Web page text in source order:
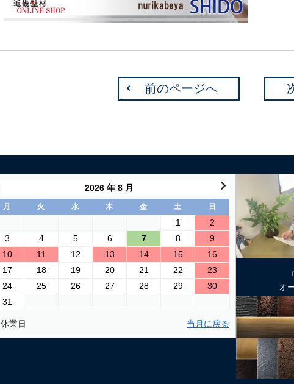
前のページへ
2026 年 8 月
月 火 水 木 金 土 日
1
2
3
4 5 6 7 8
9
10
11 12 13 14 15
16
17
18 19 20 21 22
23
24
25 26 27 28 29
30
31
休業日 当月に戻る
オ